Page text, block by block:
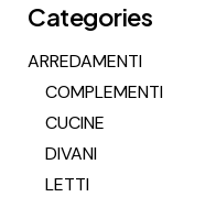
Categories
ARREDAMENTI
COMPLEMENTI
CUCINE
DIVANI
LETTI